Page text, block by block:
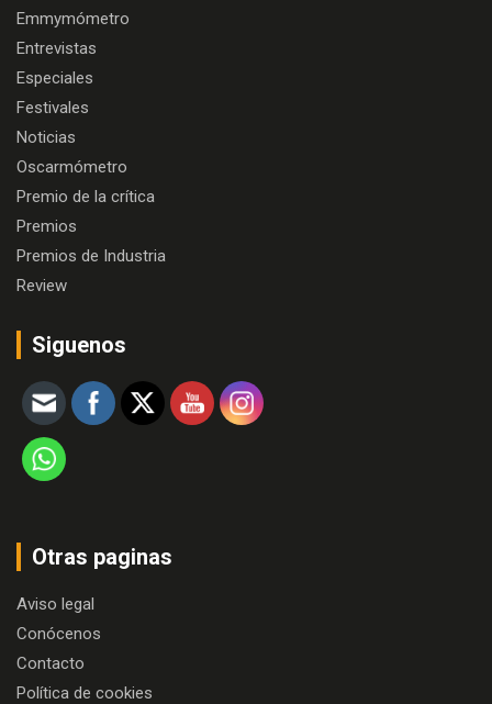
Emmymómetro
Entrevistas
Especiales
Festivales
Noticias
Oscarmómetro
Premio de la crítica
Premios
Premios de Industria
Review
Siguenos
Otras paginas
Aviso legal
Conócenos
Contacto
Política de cookies